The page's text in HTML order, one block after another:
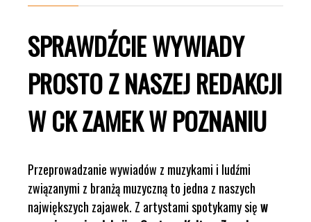
SPRAWDŹCIE WYWIADY
PROSTO Z NASZEJ REDAKCJI
W CK ZAMEK W POZNANIU
Przeprowadzanie wywiadów z muzykami i ludźmi
związanymi z branżą muzyczną to jedna z naszych
największych zajawek. Z artystami spotykamy sięw